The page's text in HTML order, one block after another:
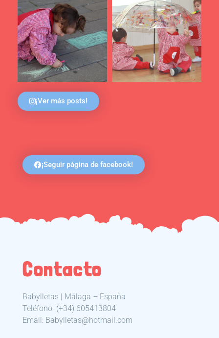
¡Ver más posts!
¡Seguir página de facebook!
Contacto
Babylletas | Málaga – España
Teléfono (+34) 605413804
Email: Babylletas@hotmail.com